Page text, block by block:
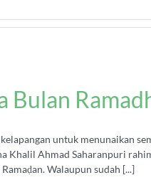
Bulan
untuk menunaikan
Khalil Ahmad Saharanpuri
Walaupun sudah [...]